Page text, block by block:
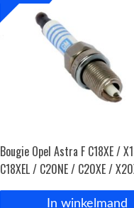
Bougie Opel Astra F C18XE /
C18XEL / C20NE / C20XE /
In winkelmand